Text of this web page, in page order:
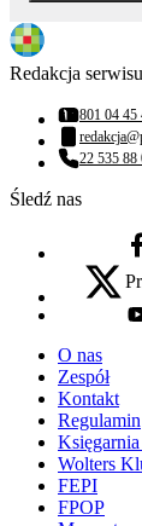
Redakcja
Numer
801 04 45
Adres email:
Numer
22 535 88
Śledź nas
x -
O nas
Zespół
Kontakt
Regulamin
Wolters
FEPI
FPOP